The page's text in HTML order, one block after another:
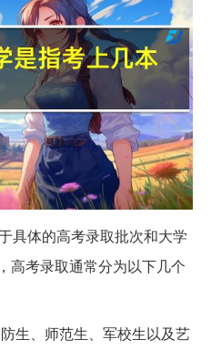
具体的高考录取批次和大学
高考录取通常分为以下几个
生、师范生、军校生以及艺